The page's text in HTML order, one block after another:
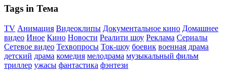
Tags in Тема
TV Анимация Видеоклипы Документальное кино Домашнее
видео Иное Кино Новости Реалити шоу Реклама Сериалы
Сетевое видео Техвопросы Ток-шоу боевик военная драма
детский драма комедия мелодрама музыкальный фильм
триллер ужасы фантастика фэнтези